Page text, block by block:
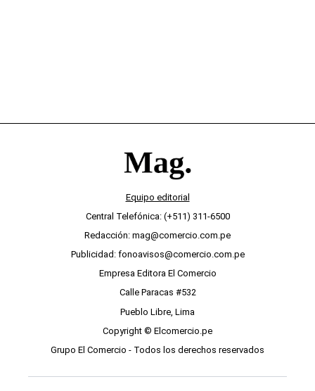
Equipo editorial
Central Telefónica: (+511) 311-6500
Redacción: mag@comercio.com.pe
Publicidad: fonoavisos@comercio.com.pe
Empresa Editora El Comercio
Calle Paracas #532
Pueblo Libre, Lima
Copyright © Elcomercio.pe
Grupo El Comercio - Todos los derechos reservados